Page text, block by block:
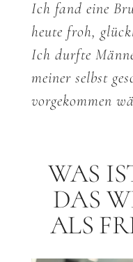
Ich fand eine
heute froh,
Ich durfte
meiner selbst
vorgekommen
WAS
DAS
ALS